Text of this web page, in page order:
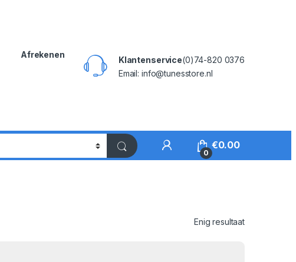
Afrekenen
Klantenservice(0)74-820 0376
Email: info@tunesstore.nl
My Account
0
€0.00
Enig resultaat